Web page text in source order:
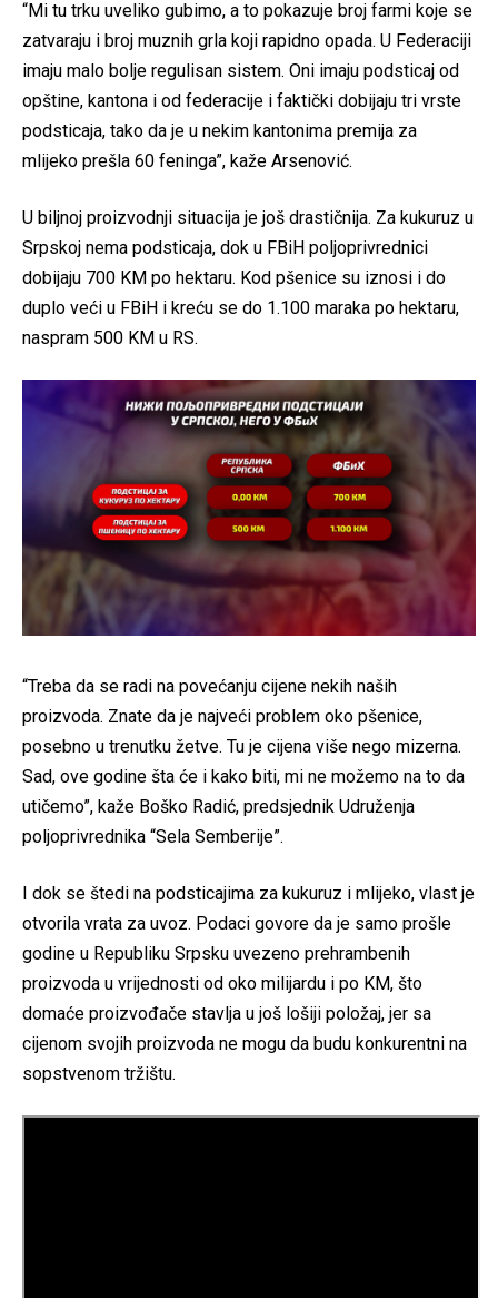
“Mi tu trku uveliko gubimo, a to pokazuje broj farmi koje se
zatvaraju i broj muznih grla koji rapidno opada. U Federaciji
imaju malo bolje regulisan sistem. Oni imaju podsticaj od
opštine, kantona i od federacije i faktički dobijaju tri vrste
podsticaja, tako da je u nekim kantonima premija za
mlijeko prešla 60 feninga”, kaže Arsenović.
U biljnoj proizvodnji situacija je još drastičnija. Za kukuruz u
Srpskoj nema podsticaja, dok u FBiH poljoprivrednici
dobijaju 700 KM po hektaru. Kod pšenice su iznosi i do
duplo veći u FBiH i kreću se do 1.100 maraka po hektaru,
naspram 500 KM u RS.
“Treba da se radi na povećanju cijene nekih naših
proizvoda. Znate da je najveći problem oko pšenice,
posebno u trenutku žetve. Tu je cijena više nego mizerna.
Sad, ove godine šta će i kako biti, mi ne možemo na to da
utičemo”, kaže Boško Radić, predsjednik Udruženja
poljoprivrednika “Sela Semberije”.
I dok se štedi na podsticajima za kukuruz i mlijeko, vlast je
otvorila vrata za uvoz. Podaci govore da je samo prošle
godine u Republiku Srpsku uvezeno prehrambenih
proizvoda u vrijednosti od oko milijardu i po KM, što
domaće proizvođače stavlja u još lošiji položaj, jer sa
cijenom svojih proizvoda ne mogu da budu konkurentni na
sopstvenom tržištu.